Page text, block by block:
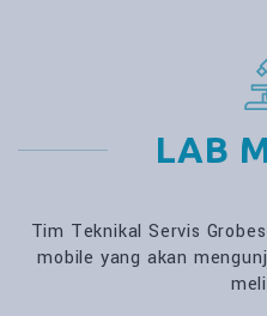
LAB
Tim Teknikal Servis
mobile yang akan